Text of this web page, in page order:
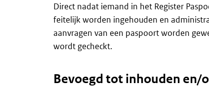
Direct nadat iemand in het Register
feitelijk worden ingehouden en
aanvragen van een paspoort worden
wordt gecheckt.
Bevoegd tot inhouden en/